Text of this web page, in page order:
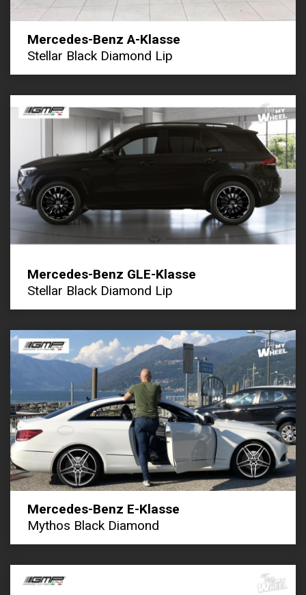
Mercedes-Benz A-Klasse
Stellar Black Diamond Lip
Mercedes-Benz GLE-Klasse
Stellar Black Diamond Lip
Mercedes-Benz E-Klasse
Mythos Black Diamond